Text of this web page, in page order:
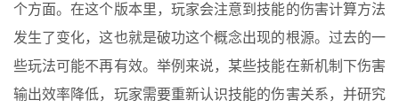
个方面。在这个版本里，玩家会注意到技能的伤害计算方法
发生了变化，这也就是破功这个概念出现的根源。过去的一
些玩法可能不再有效。举例来说，某些技能在新机制下伤害
输出效率降低，玩家需要重新认识技能的伤害关系，并研究